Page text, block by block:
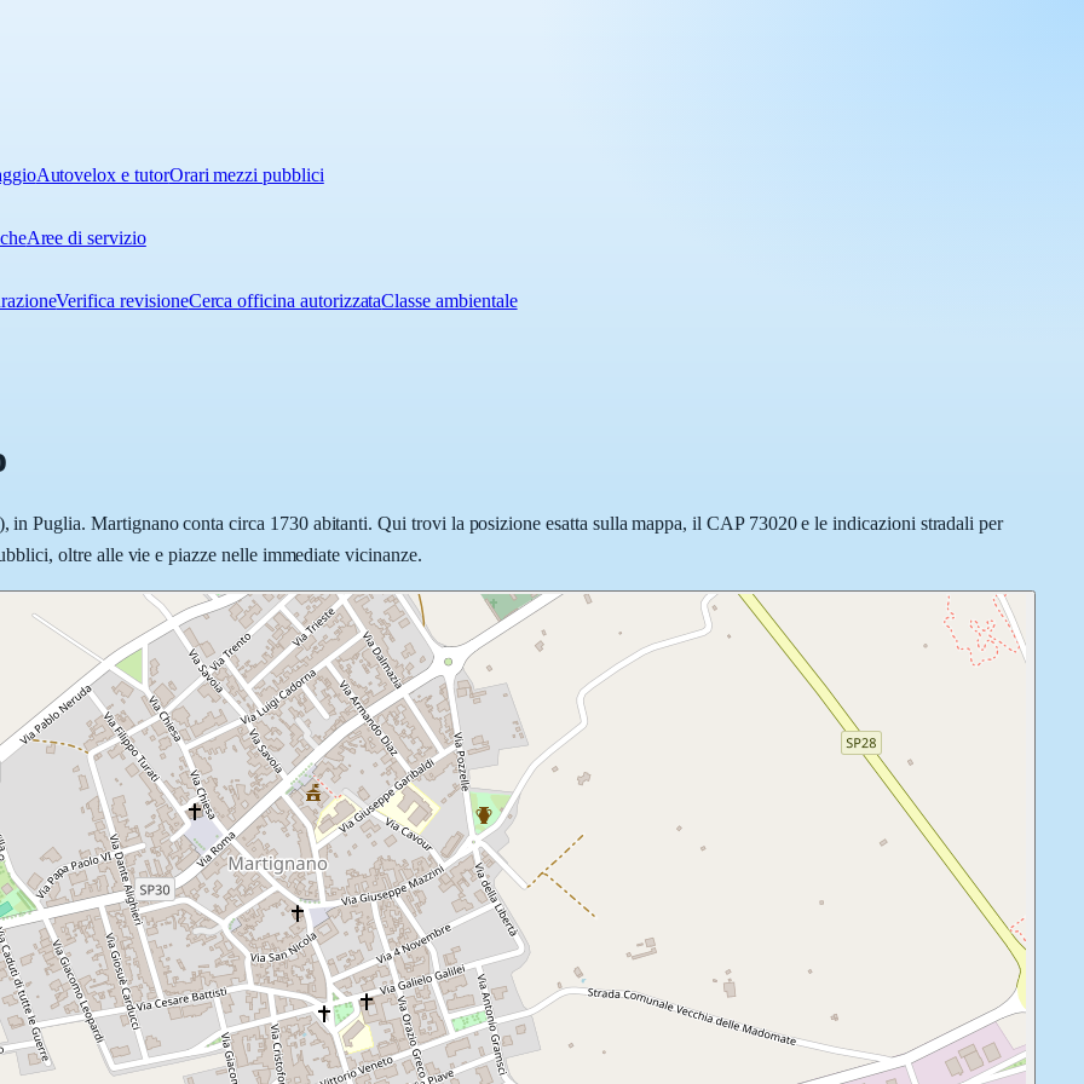
Autovelox e tutorOrari mezzi pubblici
Aree di servizio
Verifica revisioneCerca officina autorizzataClasse ambientale
Puglia. Martignano conta circa 1730 abitanti. Qui trovi la posizione esatta sulla mappa, il CAP 73020 e le indicazioni stradali per
oltre alle vie e piazze nelle immediate vicinanze.